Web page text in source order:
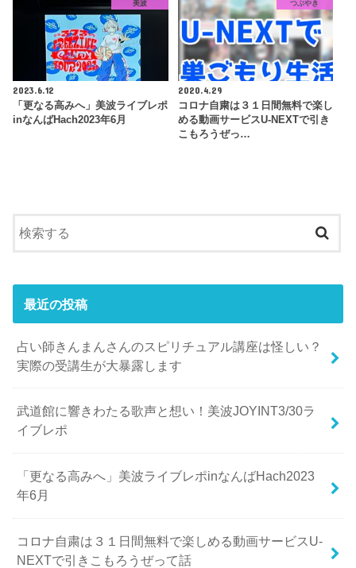
美波
2023.6.12
「更なる高みへ」美波ライブレポ
inなんばHach2023年6月
つぶやき
2020.4.29
コロナ自粛は３１日間無料で楽し
める動画サービスU-NEXTで引き
こもろうぜっ…
最近の投稿
占い師きんまんさんのスピリチュアル講座は怪しい？
実際の受講生が大暴露します
武道館に響きわたる歌声と想い！美波JOYINT3/30ラ
イブレポ
「更なる高みへ」美波ライブレポinなんばHach2023
年6月
コロナ自粛は３１日間無料で楽しめる動画サービスU-
NEXTで引きこもろうぜって話